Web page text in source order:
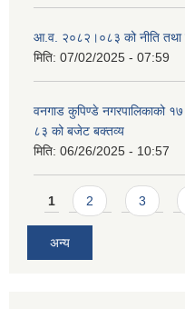
आ.व. २०८२।०८३ को नीति तथा
मिति: 07/02/2025 - 07:59
वनगाड कुपिण्डे नगरपालिकाको
८३ को बजेट बक्तव्य
मिति: 06/26/2025 - 10:57
Pages
1 2 3
अन्य